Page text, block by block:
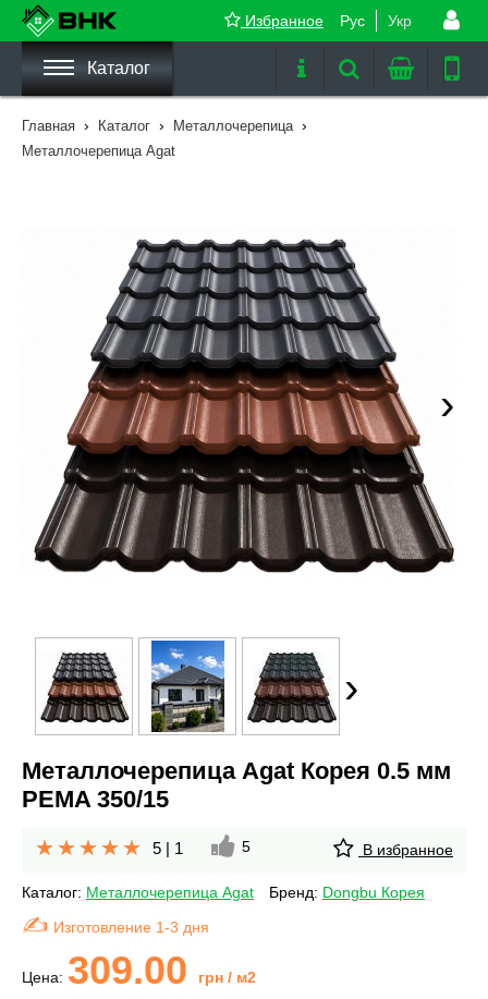
Рус Укр
Избранное
Каталог
Главная › Каталог › Металлочерепица ›
Металлочерепица Agat
›
›
Металлочерепица Agat Корея 0.5 мм
PEMA 350/15
5 | 1 5 В избранное
Каталог: Металлочерепица Agat Бренд: Dongbu Корея
Изготовление 1-3 дня
Цена: 309.00 грн / м2